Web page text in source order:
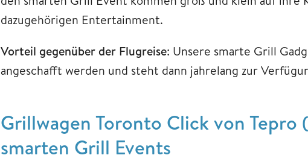
dazugehörigen Entertainment.
Vorteil gegenüber der Flugreise: Unsere smarte Grill
angeschafft werden und steht dann jahrelang zur
Grillwagen Toronto Click von Tepro
smarten Grill Events